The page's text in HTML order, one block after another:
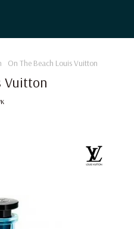
On The Beach Louis Vuitton
Vuitton